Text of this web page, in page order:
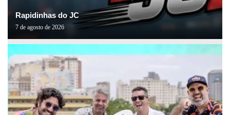
Rapidinhas do JC
7 de agosto de 2026